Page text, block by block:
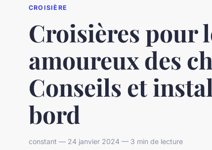
CROISIÈRE
Croisières pour
amoureux des
Conseils et
bord
constant — 24 janvier 2024 — 3 min de lecture